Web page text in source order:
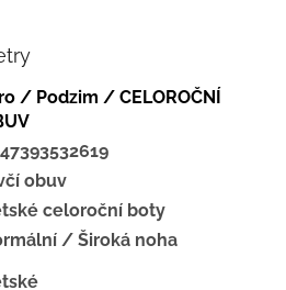
/ Podzim / CELOROČNÍ
obuv
celoroční boty
/ Široká noha